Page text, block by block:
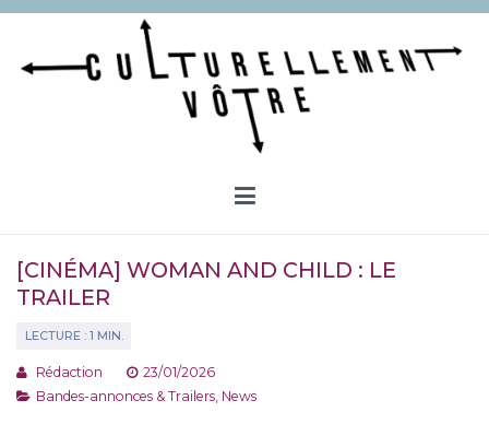
Aller
contenu
[CINÉMA] WOMAN AND CHILD : LE
TRAILER
Rédaction
23/01/2026
Bandes-annonces & Trailers News